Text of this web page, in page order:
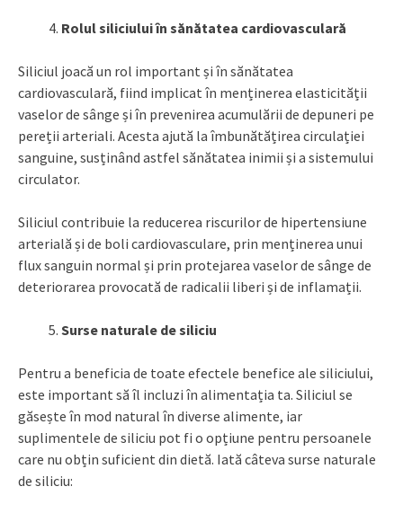
Rolul siliciului în sănătatea cardiovasculară
Siliciul joacă un rol important și în sănătatea
cardiovasculară, fiind implicat în menținerea elasticității
vaselor de sânge și în prevenirea acumulării de depuneri pe
pereții arteriali. Acesta ajută la îmbunătățirea circulației
sanguine, susținând astfel sănătatea inimii și a sistemului
circulator.
Siliciul contribuie la reducerea riscurilor de hipertensiune
arterială și de boli cardiovasculare, prin menținerea unui
flux sanguin normal și prin protejarea vaselor de sânge de
deteriorarea provocată de radicalii liberi și de inflamații.
Surse naturale de siliciu
Pentru a beneficia de toate efectele benefice ale siliciului,
este important să îl incluzi în alimentația ta. Siliciul se
găsește în mod natural în diverse alimente, iar
suplimentele de siliciu pot fi o opțiune pentru persoanele
care nu obțin suficient din dietă. Iată câteva surse naturale
de siliciu: